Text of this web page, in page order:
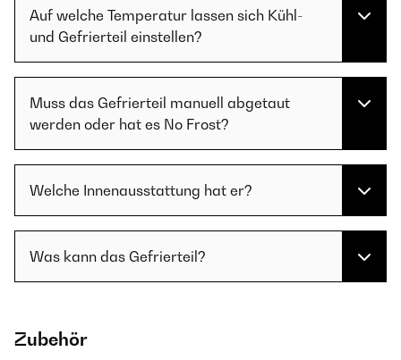
Auf welche Temperatur lassen sich Kühl-
und Gefrierteil einstellen?
Muss das Gefrierteil manuell abgetaut
werden oder hat es No Frost?
Welche Innenausstattung hat er?
Was kann das Gefrierteil?
Zubehör